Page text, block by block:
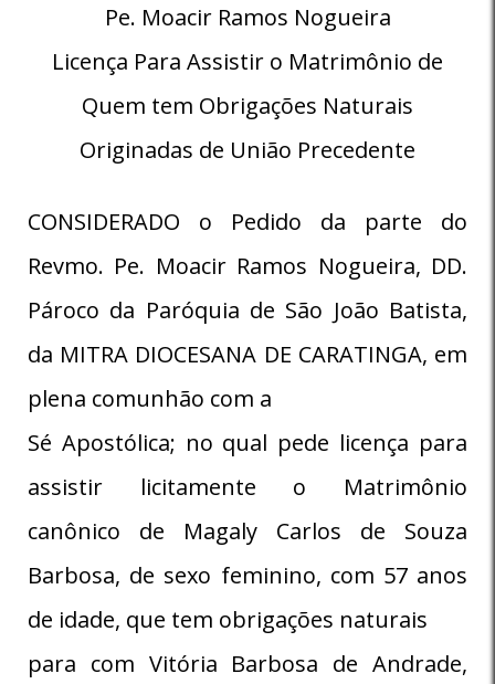
Pe. Moacir Ramos Nogueira
Licença Para Assistir o Matrimônio de
Quem tem Obrigações Naturais
Originadas de União Precedente
CONSIDERADO o Pedido da parte do
Revmo. Pe. Moacir Ramos Nogueira, DD.
Pároco da Paróquia de São João Batista,
da MITRA DIOCESANA DE CARATINGA, em
plena comunhão com a
Sé Apostólica; no qual pede licença para
assistir licitamente o Matrimônio
canônico de Magaly Carlos de Souza
Barbosa, de sexo feminino, com 57 anos
de idade, que tem obrigações naturais
para com Vitória Barbosa de Andrade,